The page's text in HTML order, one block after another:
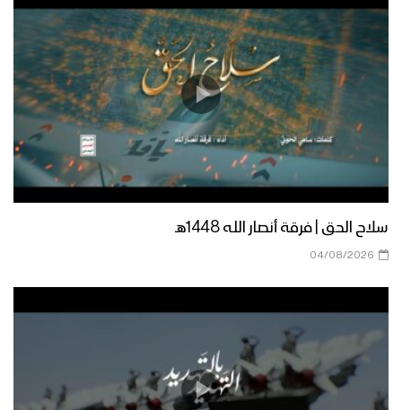
سلاح الحق | فرقة أنصار الله 1448هـ
04/08/2026